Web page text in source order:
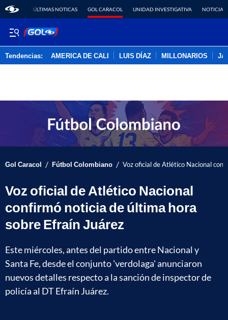
ÚLTIMAS NOTICAS GOL CARACOL UNIDAD INVESTIGATIVA NOTICIAS
Tendencias: AMERICA DE CALI LUIS DÍAZ MILLONARIOS
Gol Caracol / Fútbol Colombiano / Voz oficial de Atlético Nacional
Voz oficial de Atlético Nacional
confirmó noticia de última hora
sobre Efraín Juárez
Este miércoles, antes del partido entre Nacional y
Santa Fe, desde el conjunto 'verdolaga' anunciaron
nuevos detalles respecto a la sanción de inspector de
policía al DT Efraín Juárez.